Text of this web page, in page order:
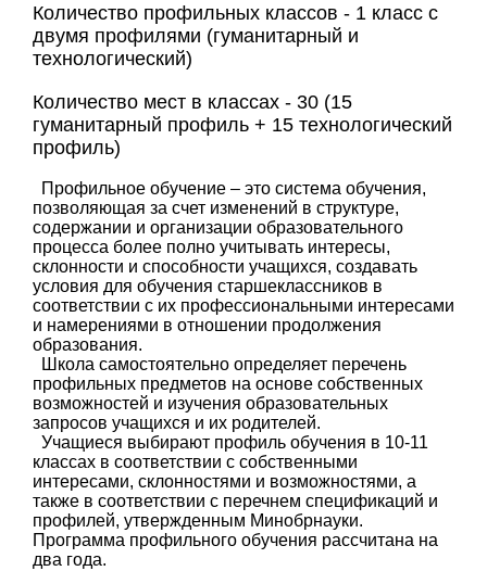
Количество профильных классов - 1 класс с
двумя профилями (гуманитарный и
технологический)
Количество мест в классах - 30 (15
гуманитарный профиль + 15 технологический
профиль)
Профильное обучение – это система обучения,
позволяющая за счет изменений в структуре,
содержании и организации образовательного
процесса более полно учитывать интересы,
склонности и способности учащихся, создавать
условия для обучения старшеклассников в
соответствии с их профессиональными интересами
и намерениями в отношении продолжения
образования.
Школа самостоятельно определяет перечень
профильных предметов на основе собственных
возможностей и изучения образовательных
запросов учащихся и их родителей.
Учащиеся выбирают профиль обучения в 10-11
классах в соответствии с собственными
интересами, склонностями и возможностями, а
также в соответствии с перечнем спецификаций и
профилей, утвержденным Минобрнауки.
Программа профильного обучения рассчитана на
два года.